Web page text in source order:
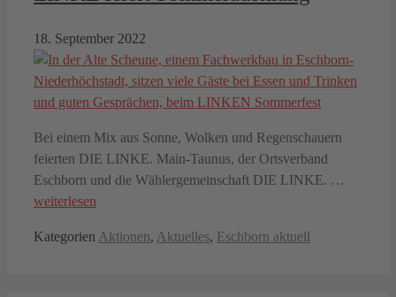
18. September 2022
Bei einem Mix aus Sonne, Wolken und Regenschauern
feierten DIE LINKE. Main-Taunus, der Ortsverband
Eschborn und die Wählergemeinschaft DIE LINKE. …
weiterlesen
Kategorien Aktionen, Aktuelles, Eschborn aktuell